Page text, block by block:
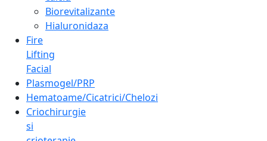
Biorevitalizante
Hialuronidaza
Fire
Lifting
Facial
Plasmogel/PRP
Hematoame/Cicatrici/Chelozi
Criochirurgie
si